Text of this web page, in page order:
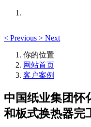
< Previous > Next
你的位置
网站首页
客户案例
中国纸业集团怀
和板式换热器完